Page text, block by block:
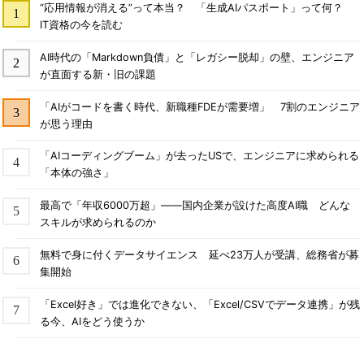
“応用情報が消える”って本当？ 「生成AIパスポート」って何？
IT資格の今を読む
AI時代の「Markdown負債」と「レガシー脱却」の壁、エンジニア
が直面する新・旧の課題
「AIがコードを書く時代、新職種FDEが需要増」 7割のエンジニア
が思う理由
「AIコーディングブーム」が去ったUSで、エンジニアに求められる
「本体の強さ」
最高で「年収6000万超」――国内企業が設けた高度AI職 どんな
スキルが求められるのか
無料で身に付くデータサイエンス 延べ23万人が受講、総務省が募
集開始
「Excel好き」では進化できない、「Excel/CSVでデータ連携」が残
る今、AIをどう使うか